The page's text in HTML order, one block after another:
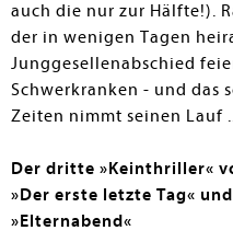
auch die nur zur Hälfte!).
der in wenigen Tagen
Junggesellenabschied
Schwerkranken - und das
Zeiten nimmt seinen Lauf
Der dritte »Keinthriller«
»Der erste letzte Tag«
»Elternabend«